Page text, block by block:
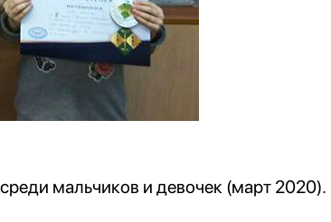
мальчиков и девочек (март 2020).